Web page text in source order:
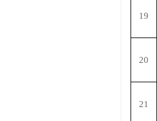
19
20
21